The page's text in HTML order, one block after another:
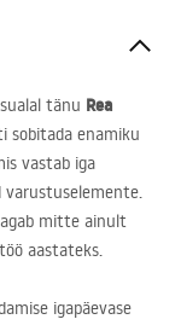
tänu Rea
sobitada enamiku
vastab iga
varustuselemente.
mitte ainult
aastateks.
igapäevase